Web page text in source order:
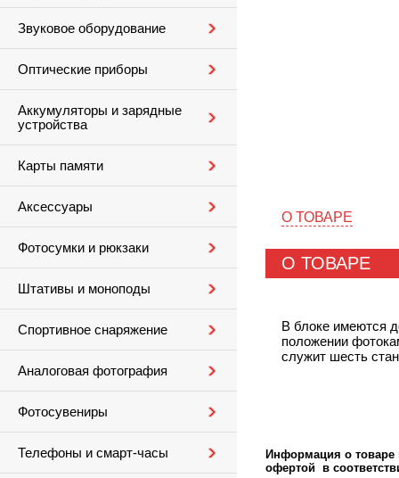
Звуковое оборудование
Оптические приборы
Аккумуляторы и зарядные
устройства
Карты памяти
Аксессуары
Фотосумки и рюкзаки
Штативы и моноподы
Спортивное снаряжение
Аналоговая фотография
Фотосувениры
Телефоны и смарт-часы
О ТОВАРЕ
О ТОВАРЕ
В блоке имеются
положении
служит шесть
Информация о товаре
офертой в